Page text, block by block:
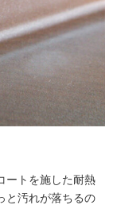
ートを施した耐熱
と汚れが落ちるの